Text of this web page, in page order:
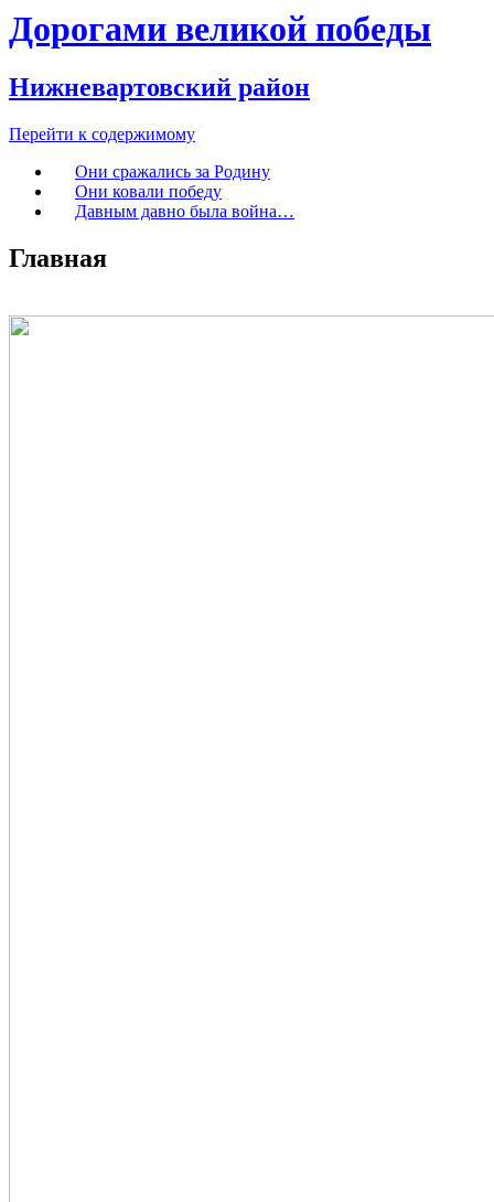
Дорогами великой победы
Нижневартовский район
Перейти к содержимому
Они сражались за Родину
Они ковали победу
Давным давно была война…
Главная